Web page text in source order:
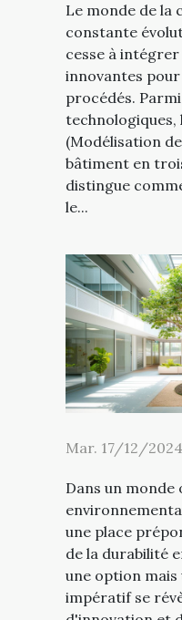
Le monde de la
constante
cesse à
innovantes
procédés.
technologiques,
(Modélisation
bâtiment en
distingue
le...
Mar. 17/12/2024
Dans un monde
une place
de la durabilité
une option mais
impératif se